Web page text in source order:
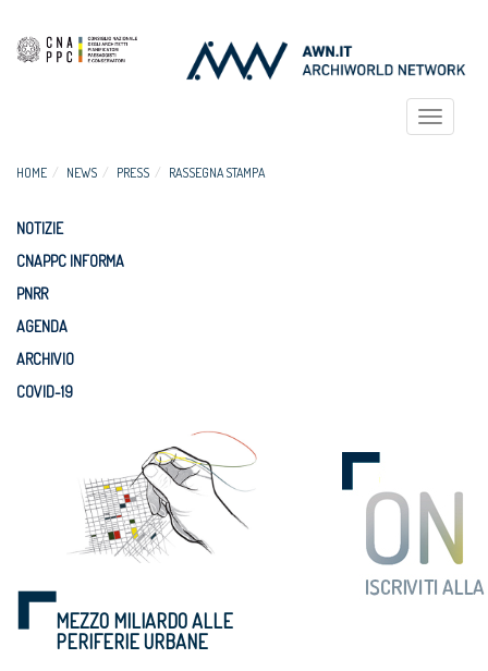
Toggle
HOME NEWS PRESS RASSEGNA STAMPA
NOTIZIE
CNAPPC INFORMA
PNRR
AGENDA
ARCHIVIO
COVID-19
MEZZO MILIARDO ALLE
PERIFERIE URBANE